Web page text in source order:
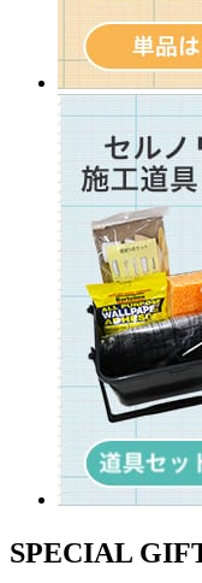
SPECIAL